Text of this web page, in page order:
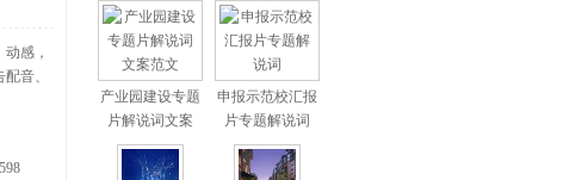
感，
音、
产业园建设专题
片解说词文案
申报示范校汇报
片专题解说词